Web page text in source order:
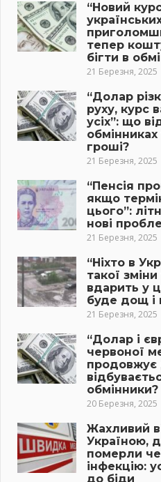
“Новий
тепер
бігти в
21 Березня, 2025
“Долар
руху, курс
усіх”: що
гроші?
21 Березня, 2025
“Пенсія
якщо
цього”:
нові
21 Березня, 2025
“Ніхто в
такої
вдарить у
буде дощ і
21 Березня, 2025
“Долар і
червоної
продовжує
обмінники?
20 Березня, 2025
Жахливий
Україною,
померли
інфекцію:
до біди